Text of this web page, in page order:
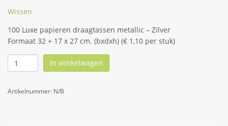
Wissen
100 Luxe papieren draagtassen metallic – Zilver
Formaat 32 + 17 x 27 cm. (bxdxh) (€ 1,10 per stuk)
In winkelwagen
Artikelnummer: N/B